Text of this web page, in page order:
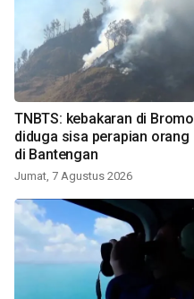
TNBTS: kebakaran di Bromo
diduga sisa perapian orang
di Bantengan
Jumat, 7 Agustus 2026